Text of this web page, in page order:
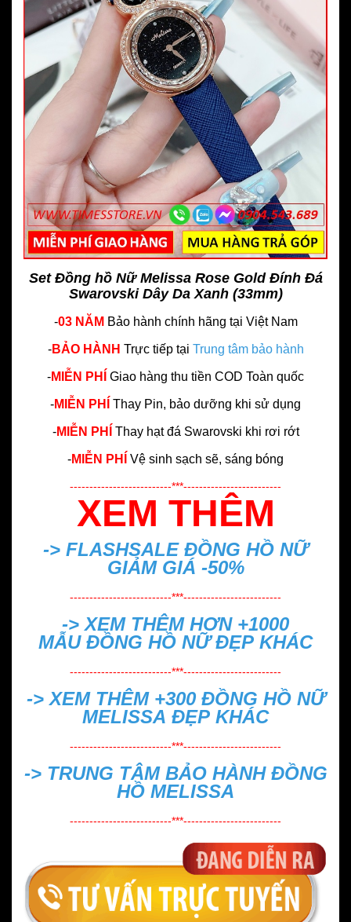
Set Đồng hồ Nữ Melissa Rose Gold Đính Đá
Swarovski Dây Da Xanh (33mm)
-03 NĂM Bảo hành chính hãng tại Việt Nam
-BẢO HÀNH Trực tiếp tại Trung tâm bảo hành
-MIỄN PHÍ Giao hàng thu tiền COD Toàn quốc
-MIỄN PHÍ Thay Pin, bảo dưỡng khi sử dụng
-MIỄN PHÍ Thay hạt đá Swarovski khi rơi rớt
-MIỄN PHÍ Vệ sinh sạch sẽ, sáng bóng
--------------------------***-------------------------
XEM THÊM
-> FLASHSALE ĐỒNG HỒ NỮ
GIẢM GIÁ -50%
--------------------------***-------------------------
-> XEM THÊM HƠN +1000
MẪU ĐỒNG HỒ NỮ ĐẸP KHÁC
--------------------------***-------------------------
-> XEM THÊM +300 ĐỒNG HỒ NỮ
MELISSA ĐẸP KHÁC
--------------------------***-------------------------
-> TRUNG TÂM BẢO HÀNH ĐỒNG
HỒ MELISSA
--------------------------***-------------------------